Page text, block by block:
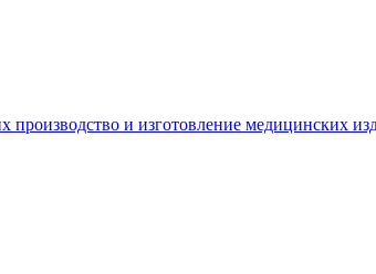
и изготовление медицинских